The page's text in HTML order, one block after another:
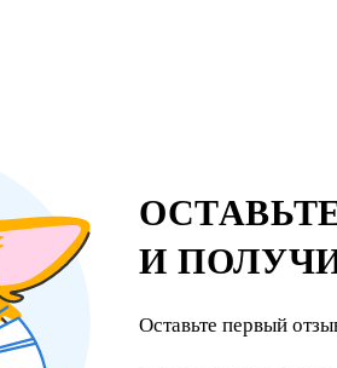
И
Оставьте первый